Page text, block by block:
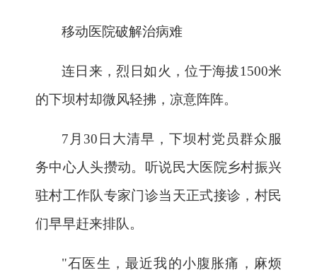
移动医院破解治病难
连日来，烈日如火，位于海拔1500米
的下坝村却微风轻拂，凉意阵阵。
7月30日大清早，下坝村党员群众服
务中心人头攒动。听说民大医院乡村振兴
驻村工作队专家门诊当天正式接诊，村民
们早早赶来排队。
"石医生，最近我的小腹胀痛，麻烦